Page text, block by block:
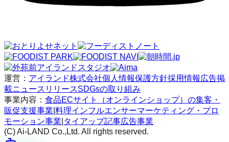
運営： アイランド株式会社個人情報保護方針採用情報 広告掲
載ニュースリリースSDGsの取り組み
事業内容： 食品ECサイト（オンラインショップ）の集客・
販促支援事業 料理インフルエンサーマーケティング・プロ
モーション事業 タイアップ記事広告事業
(C) Ai-LAND Co.,Ltd. All rights reserved.